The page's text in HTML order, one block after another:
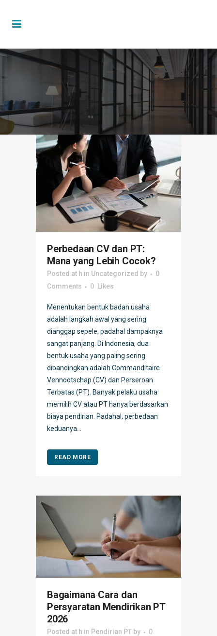
Perbedaan CV dan PT:
Mana yang Lebih Cocok?
Posted at h in Uncategorized by
0
Comments
0 Likes
Menentukan bentuk badan usaha
adalah langkah awal yang sering
dianggap sepele, padahal dampaknya
sangat panjang. Di Indonesia, dua
bentuk usaha yang paling sering
dibandingkan adalah Commanditaire
Vennootschap (CV) dan Perseroan
Terbatas (PT). Banyak pelaku usaha
memilih CV atau PT hanya berdasarkan
biaya pendirian. Padahal, perbedaan
keduanya...
READ MORE
Bagaimana Cara dan
Persyaratan Mendirikan PT
2026
Posted at h in Pendirian PT by
0